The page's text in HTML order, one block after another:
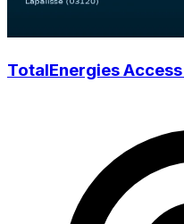
TotalEnergies Access